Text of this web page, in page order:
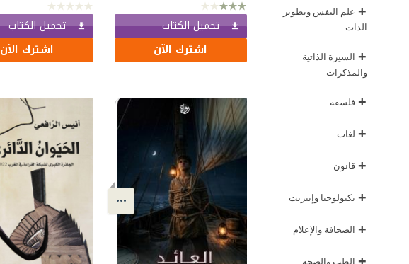
+ علم النفس وتطوير
الذات
+ السيرة الذاتية
والمذكرات
+ فلسفة
+ لغات
+ قانون
+ تكنولوجيا وإنترنت
+ الصحافة والإعلام
الطب والصحة
تحميل الكتاب
اشترك الآن
تحميل الكتاب
اشترك الآن